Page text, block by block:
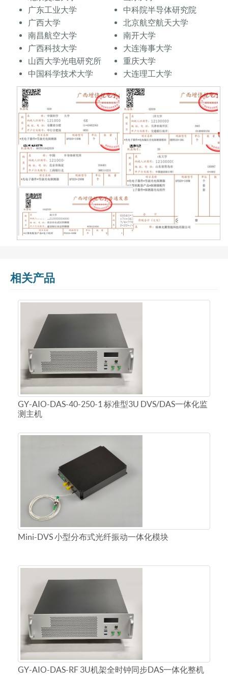
广东工业大学
广西大学
南昌航空大学
广西科技大学
山西大学光电研究所
中国科学技术大学
中科院半导体研究院
北京航空航天大学
南开大学
大连海事大学
重庆大学
大连理工大学
相关产品
GY-AIO-DAS-40-250-1 标准型3U DVS/DAS一体化监
测主机
Mini-DVS 小型分布式光纤振动一体化模块
GY-AIO-DAS-RF 3U机架全时钟同步DAS一体化整机